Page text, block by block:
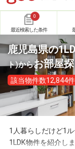
0
最近検索した条件
鹿児島県の
ト)からお部屋
該当物件数12,844件
1人暮らしだけど1
1LDK物件を紹介し